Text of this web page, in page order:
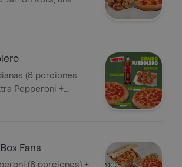
y 2 Coca Cola
(8 porciones
Pepperoni +
1,5L. Incluye
Fans